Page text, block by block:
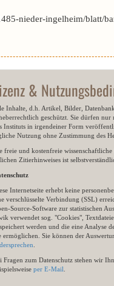
nieder-ingelheim/blatt/
&
Inhalte, d.h. Artikel, Bilder,
geschützt. Sie dürfen
Instituts in irgendeiner Form
Nutzung ohne Zustimmung des
freie und kostenfreie
Zitierhinweises ist
Internetseite erhebt keine
verschlüsselte Verbindung (SSL)
Source-Software zur statistischen
verwendet sog. "Cookies",
werden und die eine Analyse
ermöglichen. Sie können der
Fragen zum Datenschutz stehen wir
per E-Mail